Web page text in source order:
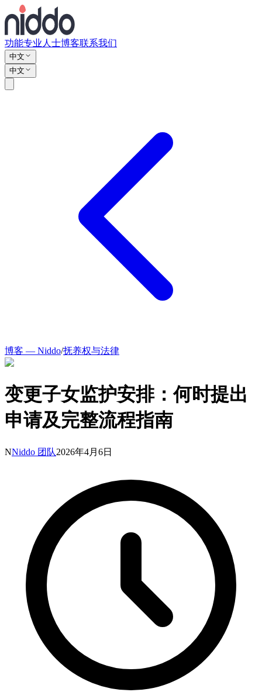
功能专业人士博客联系我们
中文
中文
博客 — Niddo/抚养权与法律
变更子女监护安排：何时提出
申请及完整流程指南
NNiddo 团队2026年4月6日